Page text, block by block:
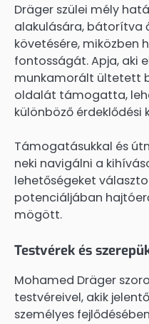
Dräger szülei mély
alakulására, bátorítva
követésére, miközben
fontosságát. Apja, aki
munkamorált ültetett
oldalát támogatta,
különböző érdeklődési
Támogatásukkal és
neki navigálni a
lehetőségeket
potenciáljában
mögött.
Testvérek és
Mohamed Dräger
testvéreivel, akik
személyes